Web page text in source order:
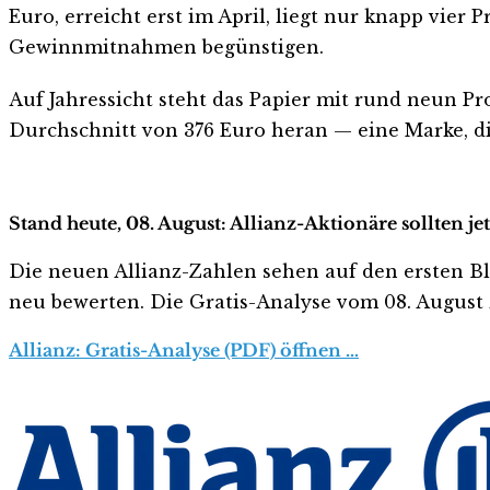
Euro, erreicht erst im April, liegt nur knapp vier
Gewinnmitnahmen begünstigen.
Auf Jahressicht steht das Papier mit rund neun
Durchschnitt von 376 Euro heran — eine Marke,
Stand heute, 08. August: Allianz-Aktionäre sollten
Die neuen Allianz-Zahlen sehen auf den ersten
neu bewerten. Die Gratis-Analyse vom 08.
Allianz: Gratis-Analyse (PDF) öffnen …